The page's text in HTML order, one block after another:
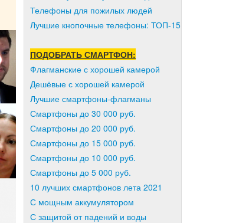
Телефоны для пожилых людей
Лучшие кнопочные телефоны: ТОП-15
ПОДОБРАТЬ СМАРТФОН:
Флагманские с хорошей камерой
Дешёвые с хорошей камерой
Лучшие смартфоны-флагманы
Смартфоны до 30 000 руб.
Смартфоны до 20 000 руб.
Смартфоны до 15 000 руб.
Смартфоны до 10 000 руб.
Смартфоны до 5 000 руб.
10 лучших смартфонов лета 2021
С мощным аккумулятором
С защитой от падений и воды